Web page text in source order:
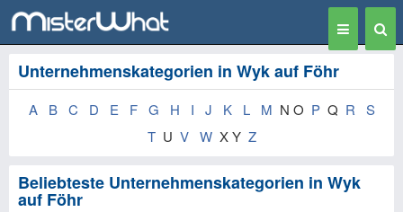
Toggle
navigation
Unternehmenskategorien in Wyk auf Föhr
A B C D E F G H I J K L M N O P Q R
S
T U V W X Y Z
Beliebteste Unternehmenskategorien in Wyk
auf Föhr